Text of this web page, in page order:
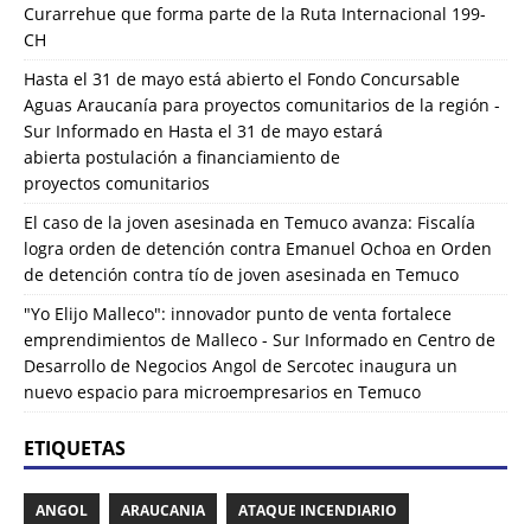
Curarrehue que forma parte de la Ruta Internacional 199-
CH
Hasta el 31 de mayo está abierto el Fondo Concursable
Aguas Araucanía para proyectos comunitarios de la región -
Sur Informado en Hasta el 31 de mayo estará
abierta postulación a financiamiento de
proyectos comunitarios
El caso de la joven asesinada en Temuco avanza: Fiscalía
logra orden de detención contra Emanuel Ochoa en Orden
de detención contra tío de joven asesinada en Temuco
"Yo Elijo Malleco": innovador punto de venta fortalece
emprendimientos de Malleco - Sur Informado en Centro de
Desarrollo de Negocios Angol de Sercotec inaugura un
nuevo espacio para microempresarios en Temuco
ETIQUETAS
ANGOL ARAUCANIA ATAQUE INCENDIARIO